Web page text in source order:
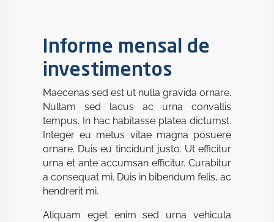
Informe mensal de
investimentos
Maecenas sed est ut nulla gravida ornare.
Nullam sed lacus ac urna convallis
tempus. In hac habitasse platea dictumst.
Integer eu metus vitae magna posuere
ornare. Duis eu tincidunt justo. Ut efficitur
urna et ante accumsan efficitur. Curabitur
a consequat mi. Duis in bibendum felis, ac
hendrerit mi.
Aliquam eget enim sed urna vehicula